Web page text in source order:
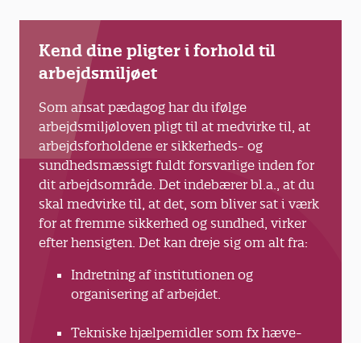
Kend dine pligter i forhold til
arbejdsmiljøet
Som ansat pædagog har du ifølge
arbejdsmiljøloven pligt til at medvirke til, at
arbejdsforholdene er sikkerheds- og
sundhedsmæssigt fuldt forsvarlige inden for
dit arbejdsområde. Det indebærer bl.a., at du
skal medvirke til, at det, som bliver sat i værk
for at fremme sikkerhed og sundhed, virker
efter hensigten. Det kan dreje sig om alt fra:
Indretning af institutionen og
organisering af arbejdet.
Tekniske hjælpemidler som fx hæve-